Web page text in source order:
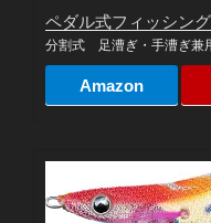
ペダル式フィッシン
分割式 足漕ぎ・手漕ぎ兼
Amazon